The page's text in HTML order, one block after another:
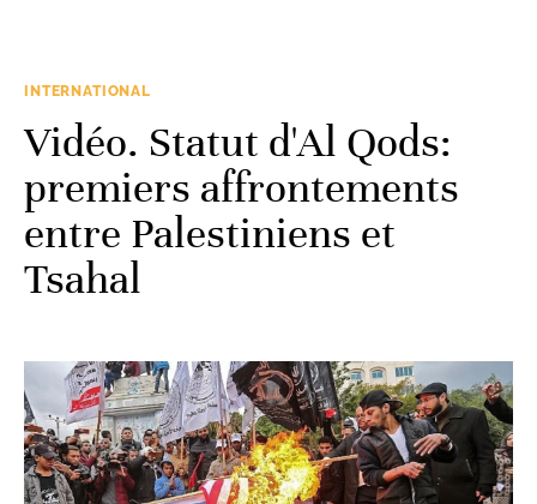
INTERNATIONAL
Vidéo. Statut d'Al Qods:
premiers affrontements
entre Palestiniens et
Tsahal